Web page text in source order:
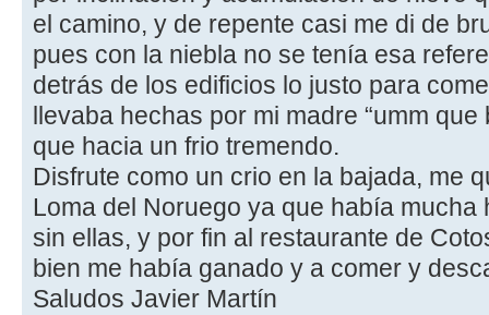
el camino, y de repente casi me di de
pues con la niebla no se tenía esa
detrás de los edificios lo justo para
llevaba hechas por mi madre “umm
que hacia un frio tremendo.
Disfrute como un crio en la bajada, me
Loma del Noruego ya que había
sin ellas, y por fin al restaurante de
bien me había ganado y a comer y
Saludos Javier Martín